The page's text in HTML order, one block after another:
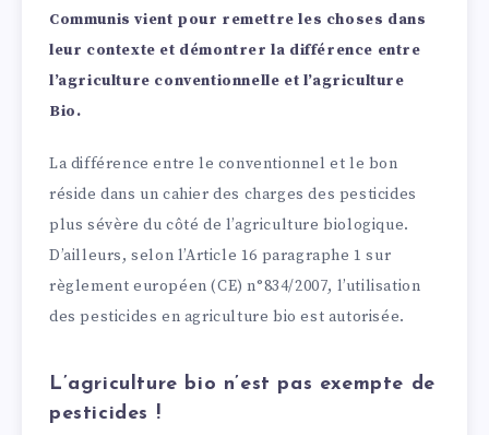
Communis vient pour remettre les choses dans
leur contexte et démontrer la différence entre
l’agriculture conventionnelle et l’agriculture
Bio.
La différence entre le conventionnel et le bon
réside dans un cahier des charges des pesticides
plus sévère du côté de l’agriculture biologique.
D’ailleurs, selon l’Article 16 paragraphe 1 sur
règlement européen (CE) n°834/2007, l’utilisation
des pesticides en agriculture bio est autorisée.
L’agriculture bio n’est pas exempte de
pesticides !